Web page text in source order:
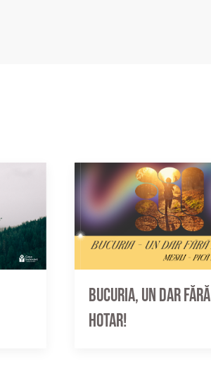
Bucuria, un dar fără
hotar!